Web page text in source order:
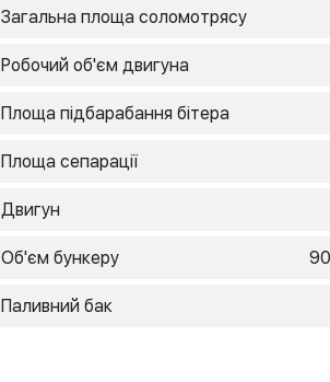
Загальна площа соломотрясу
Робочий об'єм двигуна
Площа підбарабання бітера
Площа сепарації
Двигун
Об'єм бункеру
Паливний бак